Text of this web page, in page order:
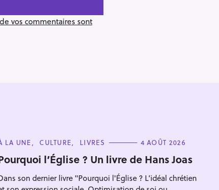
vos commentaires sont
LA UNE CULTURE LIVRES 4 AOÛT 2026
l’Église ? Un livre de Hans Joas
son dernier livre "Pourquoi l'Église ? L’idéal chrétien
Pour effacer la recherche appuyez sur